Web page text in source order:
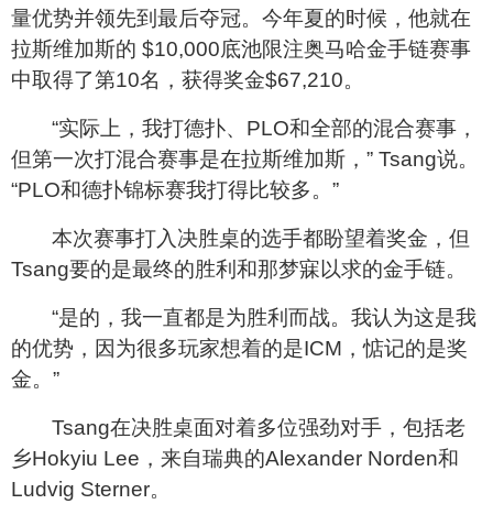
量优势并领先到最后夺冠。今年夏的时候，他就在
拉斯维加斯的 $10,000底池限注奥马哈金手链赛事
中取得了第10名，获得奖金$67,210。
“实际上，我打德扑、 PLO和全部的混合赛事，
但第一次打混合赛事是在拉斯维加斯，” Tsang说。
“PLO和德扑锦标赛我打得比较多。”
本次赛事打入决胜桌的选手都盼望着奖金，但
Tsang要的是最终的胜利和那梦寐以求的金手链。
“是的，我一直都是为胜利而战。我认为这是我
的优势，因为很多玩家想着的是ICM ，惦记的是奖
金。”
Tsang在决胜桌面对着多位强劲对手，包括老
乡Hokyiu Lee ，来自瑞典的Alexander Norden和
Ludvig Sterner。